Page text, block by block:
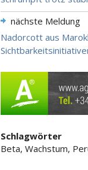
nächste Meldung
Nadorcott aus
Schlagwörter
Beta, Wachstum,